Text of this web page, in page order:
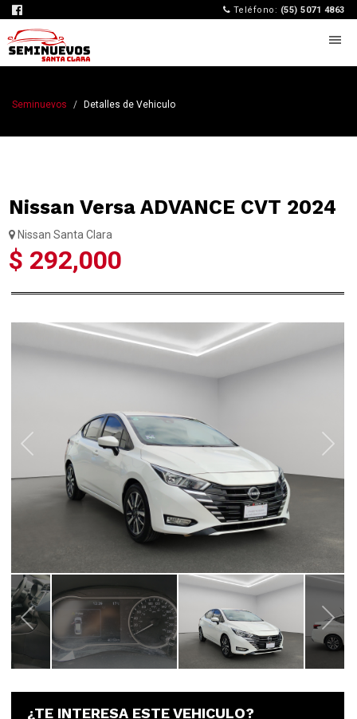
Teléfono: (55) 5071 4863
Seminuevos Detalles de Vehiculo
Nissan Versa ADVANCE CVT 2024
Nissan Santa Clara
$ 292,000
¿TE INTERESA ESTE VEHICULO?